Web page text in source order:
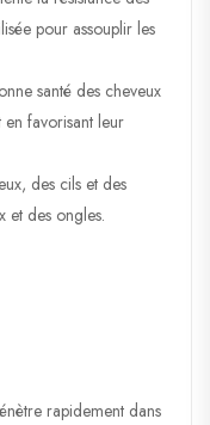
pour assouplir les
santé des cheveux
en favorisant leur
des cils et des
et des ongles.
rapidement dans